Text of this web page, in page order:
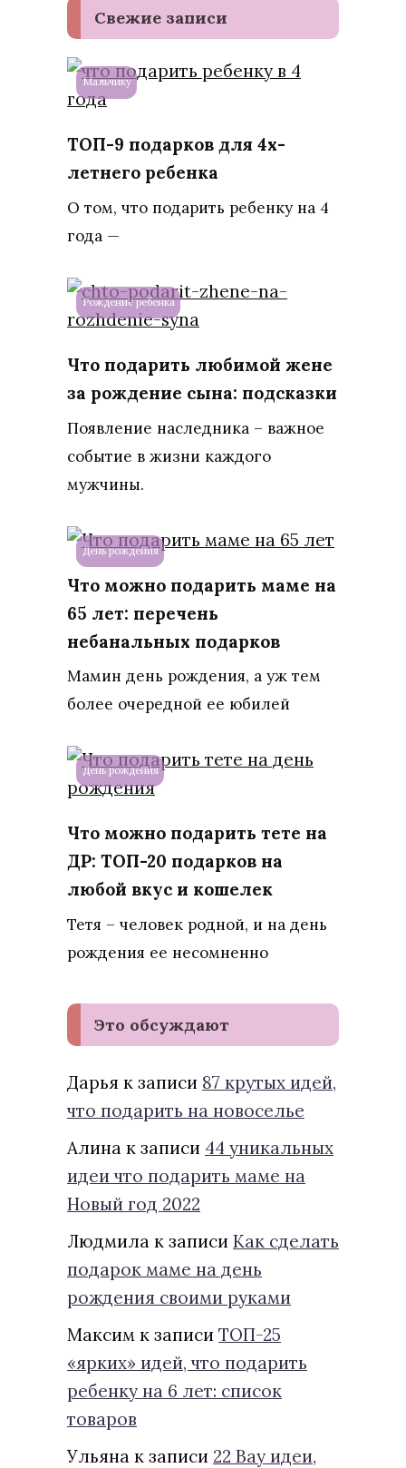
Свежие записи
Мальчику
ТОП-9 подарков для 4х-
летнего ребенка
О том, что подарить ребенку на 4
года —
Рождение ребенка
Что подарить любимой жене
за рождение сына: подсказки
Появление наследника – важное
событие в жизни каждого
мужчины.
День рождения
Что можно подарить маме на
65 лет: перечень
небанальных подарков
Мамин день рождения, а уж тем
более очередной ее юбилей
День рождения
Что можно подарить тете на
ДР: ТОП-20 подарков на
любой вкус и кошелек
Тетя – человек родной, и на день
рождения ее несомненно
Это обсуждают
Дарья к записи 87 крутых идей,
что подарить на новоселье
Алина к записи 44 уникальных
идеи что подарить маме на
Новый год 2022
Людмила к записи Как сделать
подарок маме на день
рождения своими руками
Максим к записи ТОП-25
«ярких» идей, что подарить
ребенку на 6 лет: список
товаров
Ульяна к записи 22 Вау идеи,